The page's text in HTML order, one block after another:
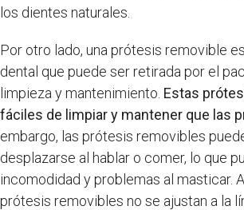
los dientes naturales.
Por otro lado, una prótesis removible
dental que puede ser retirada por el
limpieza y mantenimiento. Estas
fáciles de limpiar y mantener que las
embargo, las prótesis removibles
desplazarse al hablar o comer, lo que
incomodidad y problemas al masticar.
prótesis removibles no se ajustan a la